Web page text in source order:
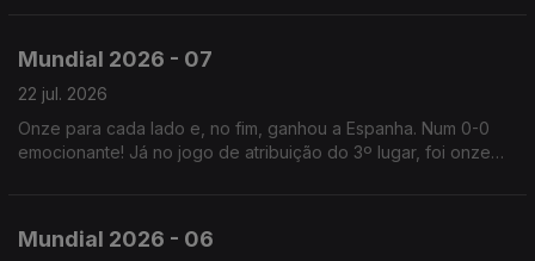
Mundial 2026 - 07
22 jul. 2026
Onze para cada lado e, no fim, ganhou a Espanha. Num 0-0
emocionante! Já no jogo de atribuição do 3º lugar, foi onze
Mundial 2026 - 06